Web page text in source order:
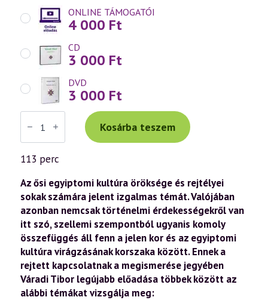
ONLINE TÁMOGATÓI
4 000 Ft
CD
3 000 Ft
DVD
3 000 Ft
Váradi
Tibor
előadás
(1066)
—
Egyiptomi
a
szellemi
tanítások
fényében
(2026.03.20.)
mennyiség
Kosárba teszem
113 perc
Az ősi egyiptomi kultúra öröksége és rejtélyei
sokak számára jelent izgalmas témát. Valójában
azonban nemcsak történelmi érdekességekről van
itt szó, szellemi szempontból ugyanis komoly
összefüggés áll fenn a jelen kor és az egyiptomi
kultúra virágzásának korszaka között. Ennek a
rejtett kapcsolatnak a megismerése jegyében
Váradi Tibor legújabb előadása többek között az
alábbi témákat vizsgálja meg: